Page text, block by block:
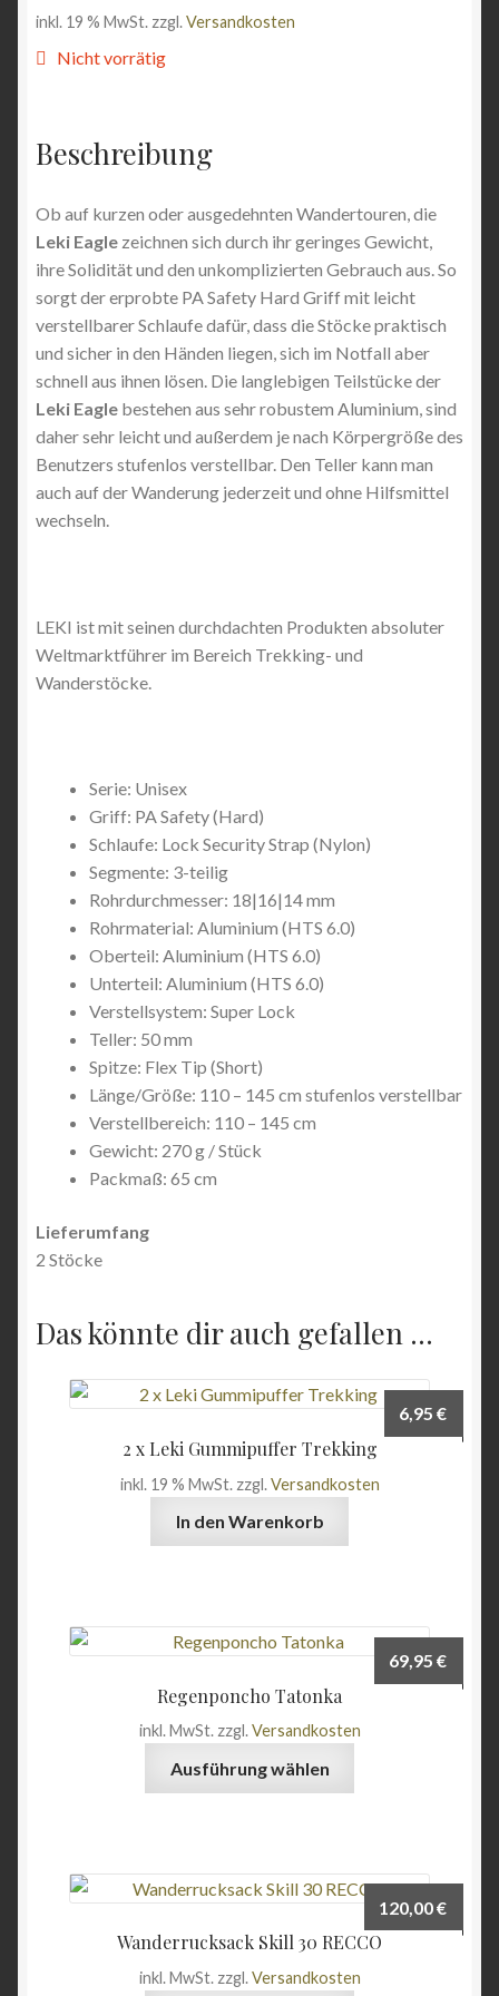
Angebote
inkl. 19 % MwSt. zzgl.Versandkosten
Nicht vorrätig
Beschreibung
Ob auf kurzen oder ausgedehnten Wandertouren, die
Leki Eagle zeichnen sich durch ihr geringes Gewicht,
ihre Solidität und den unkomplizierten Gebrauch aus. So
sorgt der erprobte PA Safety Hard Griff mit leicht
verstellbarer Schlaufe dafür, dass die Stöcke praktisch
und sicher in den Händen liegen, sich im Notfall aber
schnell aus ihnen lösen. Die langlebigen Teilstücke der
Leki Eagle bestehen aus sehr robustem Aluminium, sind
daher sehr leicht und außerdem je nach Körpergröße des
Benutzers stufenlos verstellbar. Den Teller kann man
auch auf der Wanderung jederzeit und ohne Hilfsmittel
wechseln.
LEKI ist mit seinen durchdachten Produkten absoluter
Weltmarktführer im Bereich Trekking- und
Wanderstöcke.
Serie: Unisex
Griff: PA Safety (Hard)
Schlaufe: Lock Security Strap (Nylon)
Segmente: 3-teilig
Rohrdurchmesser: 18|16|14 mm
Rohrmaterial: Aluminium (HTS 6.0)
Oberteil: Aluminium (HTS 6.0)
Unterteil: Aluminium (HTS 6.0)
Verstellsystem: Super Lock
Teller: 50 mm
Spitze: Flex Tip (Short)
Länge/Größe: 110 – 145 cm stufenlos verstellbar
Verstellbereich: 110 – 145 cm
Gewicht: 270 g / Stück
Packmaß: 65 cm
Lieferumfang
2 Stöcke
Das könnte dir auch gefallen …
2 x Leki Gummipuffer Trekking
6,95€
inkl. 19 % MwSt. zzgl.Versandkosten
In den Warenkorb
Regenponcho Tatonka
69,95€
inkl. MwSt. zzgl.Versandkosten
Ausführung wählen
auf.
Optionen
können
Wanderrucksack Skill 30 RECCO
120,00€
inkl. MwSt. zzgl.Versandkosten